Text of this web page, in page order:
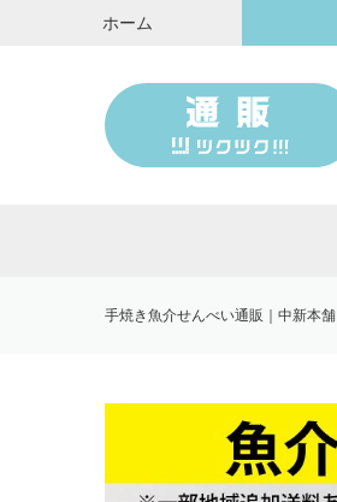
ホーム
手焼き魚介せんべい通販｜中新本舗